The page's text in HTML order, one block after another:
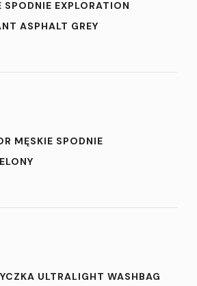
SPODNIE EXPLORATION
ASPHALT GREY
MĘSKIE SPODNIE
ULTRALIGHT WASHBAG